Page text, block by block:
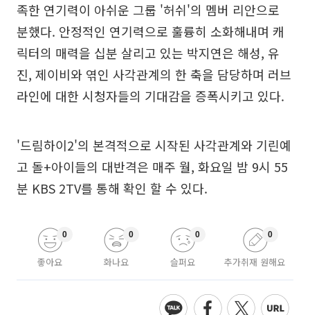
족한 연기력이 아쉬운 그룹 '허쉬'의 멤버 리안으로
분했다. 안정적인 연기력으로 훌륭히 소화해내며 캐
릭터의 매력을 십분 살리고 있는 박지연은 해성, 유
진, 제이비와 엮인 사각관계의 한 축을 담당하며 러브
라인에 대한 시청자들의 기대감을 증폭시키고 있다.
'드림하이2'의 본격적으로 시작된 사각관계와 기린예
고 돌+아이들의 대반격은 매주 월, 화요일 밤 9시 55
분 KBS 2TV를 통해 확인 할 수 있다.
좋아요
0
화나요
0
슬퍼요
0
추가취재 원해요
0